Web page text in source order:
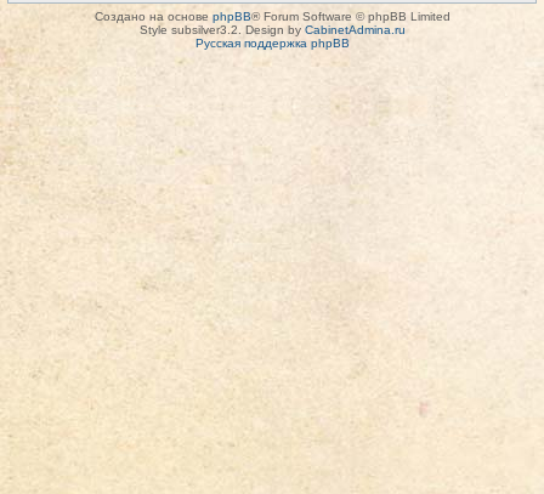
Создано на основе phpBB® Forum Software © phpBB Limited
Style subsilver3.2. Design by CabinetAdmina.ru
Русская поддержка phpBB